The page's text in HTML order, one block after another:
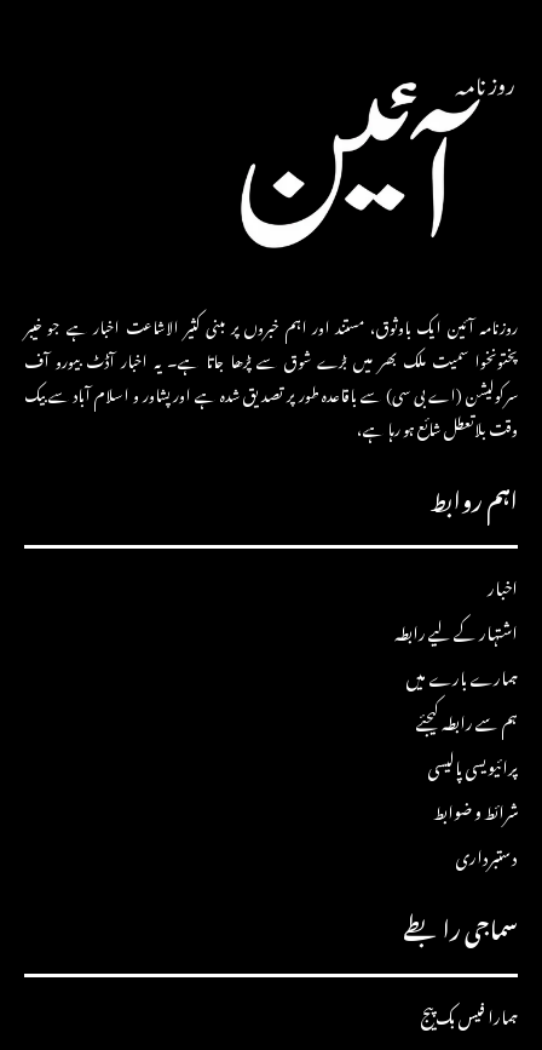
روزنامہ آئین ایک باوثوق، مستند اور اہم خبروں پر مبنی کثیر الاشاعت اخبار ہے جو خیبر
پختونخوا سمیت ملک بھر میں بڑے شوق سے پڑھا جاتا ہے۔ یہ اخبار آڈٹ بیورو آف
سرکولیشن (اے بی سی) سے باقاعدہ طور پر تصدیق شدہ ہے اور پشاور و اسلام آباد سے بیک
وقت بلاتعطل شائع ہو رہا ہے،
اہم روابط
اخبار
اشتہار کے لیے رابطہ
ہمارے بارے میں
ہم سے رابطہ کیجئے
پرائیویسی پالیسی
شرائط و ضوابط
دستبرداری
سماجی رابطے
ہمارا فیس بک پیج